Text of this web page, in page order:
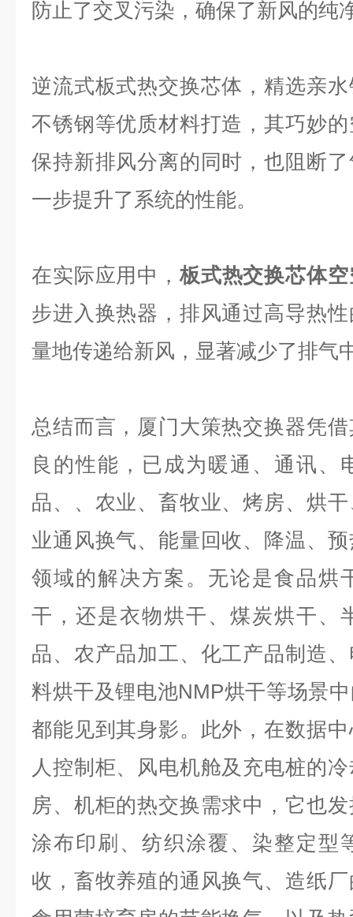
防止了交叉污染，确保了新风的纯
逆流式板式热交换芯体，精选亲
不锈钢等优质材料打造，其巧妙
保持新排风分离的同时，也阻断
一步提升了系统的性能。
在实际应用中，板式热交换芯体
步进入换热器，排风通过高导热
量地传递给新风，显著减少了排气
总结而言，厦门大策热交换器凭
良的性能，已成为暖通、通讯、
品、、农业、畜牧业、烤房、烘
业通风换气、能量回收、降温、
领域的解决方案。无论是食品烘
干，还是衣物烘干、煤炭烘干、
品、农产品加工、化工产品制造
料烘干及锂电池NMP烘干等场景
都能见到其身影。此外，在数据
人控制柜、风电机舱及充电桩的
房、机柜的热交换需求中，它也
涂布印刷、纺织涂覆、染整定型
收，畜牧养殖的通风换气、造纸